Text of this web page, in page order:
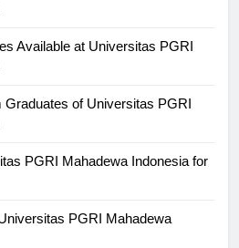
Available at Universitas PGRI
of Universitas PGRI
PGRI Mahadewa Indonesia for
PGRI Mahadewa